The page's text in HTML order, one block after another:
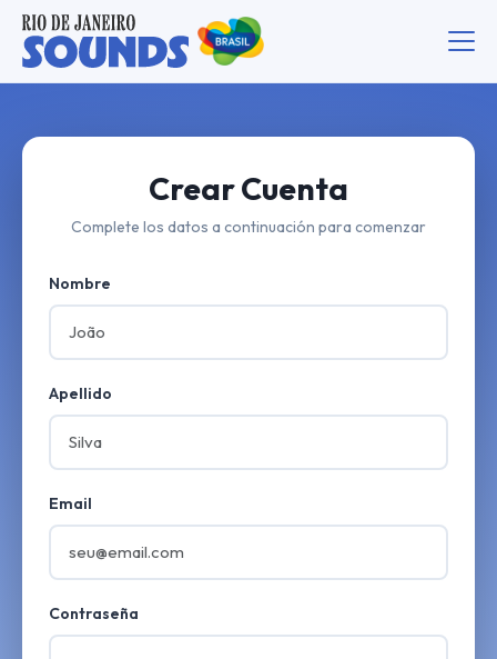
Crear Cuenta
Complete los datos a continuación para comenzar
Nombre
Apellido
Email
Contraseña